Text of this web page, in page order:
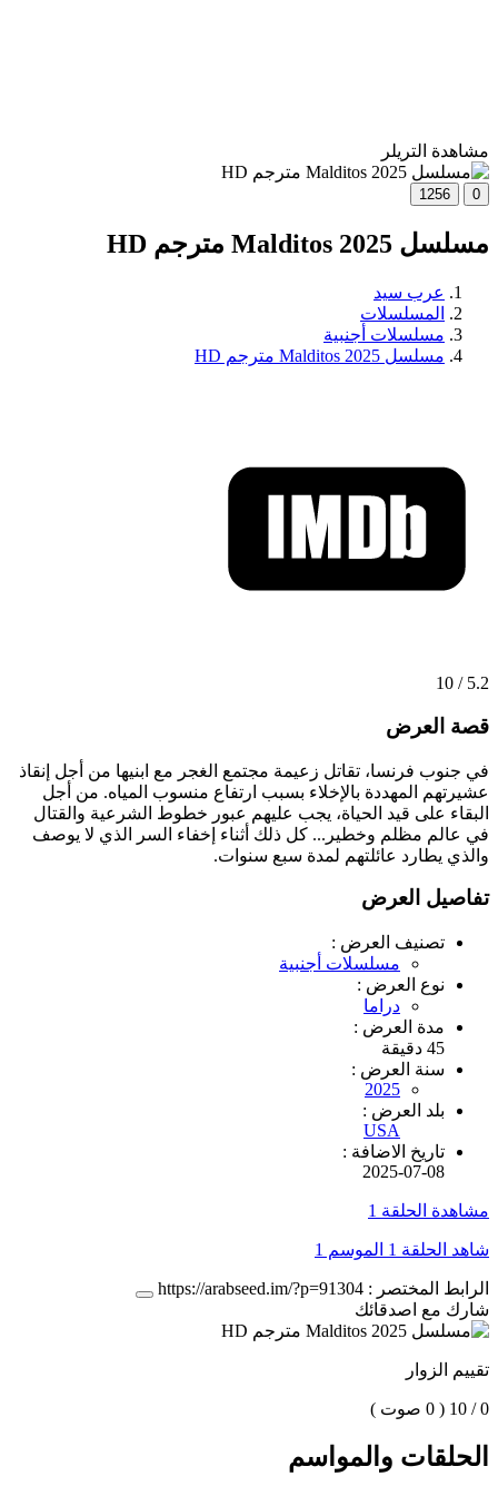
مشاهدة التريلر
0
1256
مسلسل Malditos 2025 مترجم HD
عرب سيد
المسلسلات
مسلسلات أجنبية
مسلسل Malditos 2025 مترجم HD
5.2 / 10
قصة العرض
في جنوب فرنسا، تقاتل زعيمة مجتمع الغجر مع ابنيها من أجل إنقاذ
عشيرتهم المهددة بالإخلاء بسبب ارتفاع منسوب المياه. من أجل
البقاء على قيد الحياة، يجب عليهم عبور خطوط الشرعية والقتال
في عالم مظلم وخطير... كل ذلك أثناء إخفاء السر الذي لا يوصف
والذي يطارد عائلتهم لمدة سبع سنوات.
تفاصيل العرض
تصنيف العرض :
مسلسلات أجنبية
نوع العرض :
دراما
مدة العرض :
45 دقيقة
سنة العرض :
2025
بلد العرض :
USA
تاريخ الاضافة :
2025-07-08
مشاهدة الحلقة 1
شاهد الحلقة 1 الموسم 1
الرابط المختصر : https://arabseed.im/?p=91304
شارك مع اصدقائك
تقييم الزوار
0 / 10 ( 0 صوت )
الحلقات والمواسم